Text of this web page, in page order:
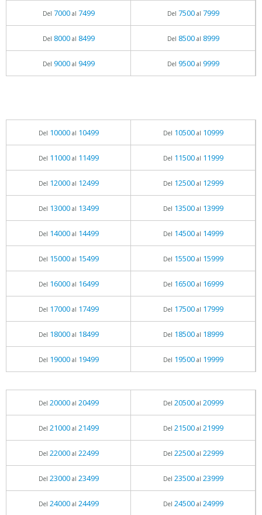
Del 7000al 7499 Del 7500al 7999
Del 8000al 8499 Del 8500al 8999
Del 9000al 9499 Del 9500al 9999
Del 10000al 10499 Del 10500al 10999
Del 11000al 11499 Del 11500al 11999
Del 12000al 12499 Del 12500al 12999
Del 13000al 13499 Del 13500al 13999
Del 14000al 14499 Del 14500al 14999
Del 15000al 15499 Del 15500al 15999
Del 16000al 16499 Del 16500al 16999
Del 17000al 17499 Del 17500al 17999
Del 18000al 18499 Del 18500al 18999
Del 19000al 19499 Del 19500al 19999
Del 20000al 20499 Del 20500al 20999
Del 21000al 21499 Del 21500al 21999
Del 22000al 22499 Del 22500al 22999
Del 23000al 23499 Del 23500al 23999
Del 24000al 24499 Del 24500al 24999